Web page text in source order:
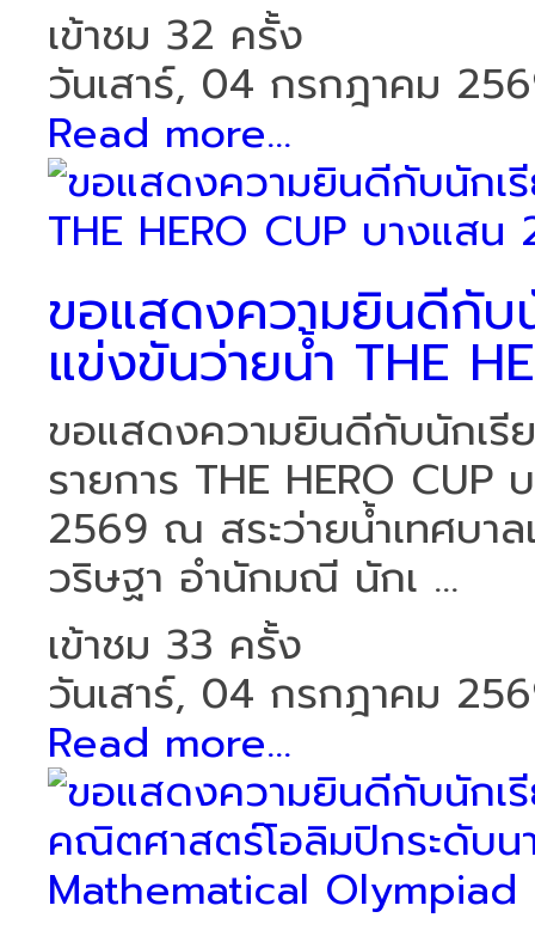
เข้าชม 32 ครั้ง
วันเสาร์, 04 กรกฎาคม
Read more...
ขอแสดงความยินดีกับ
แข่งขันว่ายน้ำ THE
ขอแสดงความยินดีกับนักเรี
รายการ THE HERO
2569 ณ สระว่ายน้ำเทศบ
วริษฐา อำนักมณี นักเ ...
เข้าชม 33 ครั้ง
วันเสาร์, 04 กรกฎาคม
Read more...